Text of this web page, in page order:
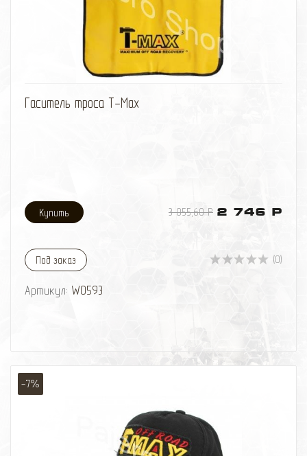
Гаситель троса T-Max
3 055,60 Р 2 746 Р
Под заказ (0)
Артикул: W0593
-7%